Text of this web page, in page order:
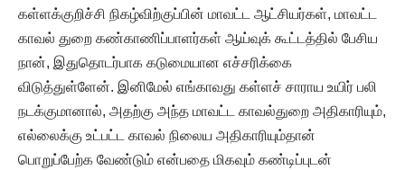
கள்ளக்குறிச்சி நிகழ்விற்குப்பின் மாவட்ட ஆட்சியர்கள், மாவட்ட
காவல் துறை கண்காணிப்பாளர்கள் ஆய்வுக் கூட்டத்தில் பேசிய
நான், இதுதொடர்பாக கடுமையான எச்சரிக்கை
விடுத்துள்ளேன். இனிமேல் எங்காவது கள்ளச் சாராய உயிர் பலி
நடக்குமானால், அதற்கு அந்த மாவட்ட காவல்துறை அதிகாரியும்,
எல்லைக்கு உட்பட்ட காவல் நிலைய அதிகாரியும்தான்
பொறுப்பேற்க வேண்டும் என்பதை மிகவும் கண்டிப்புடன்